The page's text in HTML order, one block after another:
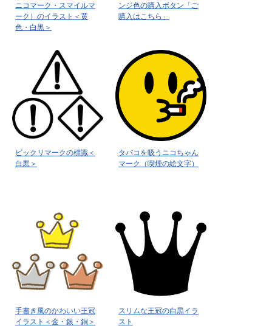
ニコマーク・スマイルマ
ーク）のイラスト＜黄
色・白黒＞
ンジ色の購入ボタン「ご
購入はこちら」
ビックリマークの標識＜
白黒＞
タバコを吸うニコちゃん
マーク（喫煙の絵文字）
手書き風のかわいい王冠
イラスト＜金・銀・銅＞
スリムな王冠の白黒イラ
スト